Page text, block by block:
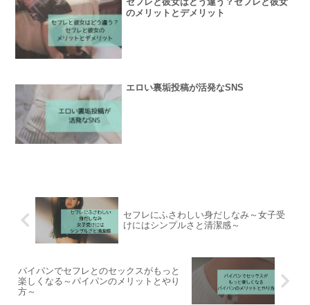
のメリットとデメリット
エロい裏垢投稿が活発なSNS
セフレにふさわしい身だしなみ～女子受
けにはシンプルさと清潔感～
パイパンでセフレとのセックスがもっと
楽しくなる～パイパンのメリットとやり
方～